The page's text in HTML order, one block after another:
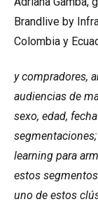
Brandlive by
Colombia y
y compradores,
audiencias de
sexo, edad,
learning para
estos
uno de estos